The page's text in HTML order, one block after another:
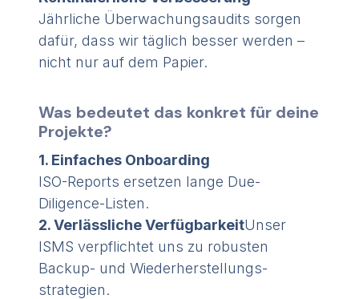
Jährliche Überwachungsaudits sorgen
dafür, dass wir täglich besser werden –
nicht nur auf dem Papier.
Was bedeutet das konkret für deine
Projekte?
1. Einfaches Onboarding
ISO-Reports ersetzen lange Due-
Diligence-Listen.
2. Verlässliche VerfügbarkeitUnser
ISMS verpflichtet uns zu robusten
Backup- und Wieder­herstellungs­
strategien.